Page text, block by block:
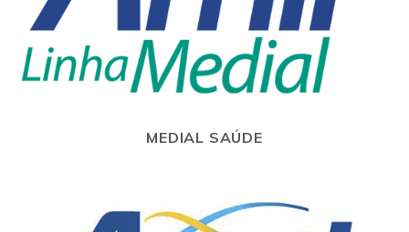
MEDIAL SAÚDE